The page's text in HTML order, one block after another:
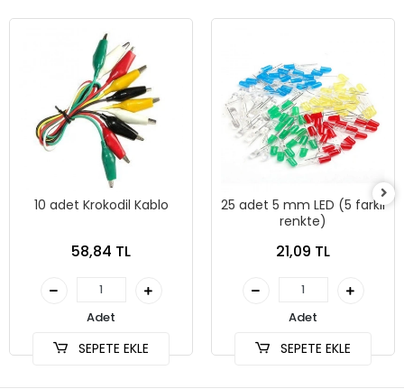
10 adet Krokodil Kablo
58,84 TL
Adet
SEPETE EKLE
25 adet 5 mm LED (5 farklı
renkte)
21,09 TL
Adet
SEPETE EKLE